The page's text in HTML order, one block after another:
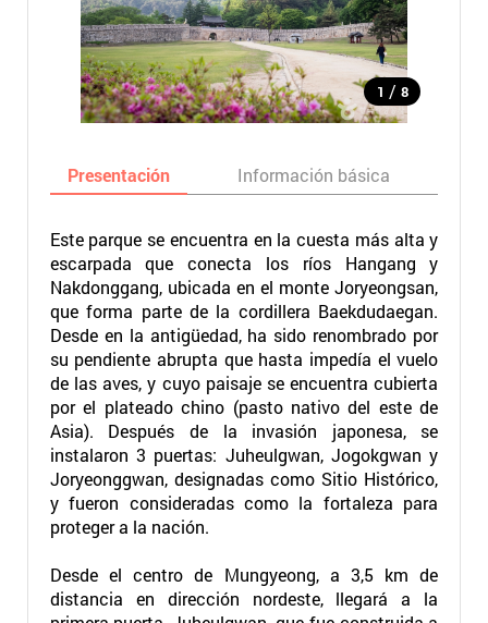
1 / 8
Presentación Información básica
Este parque se encuentra en la cuesta más alta y
escarpada que conecta los ríos Hangang y
Nakdonggang, ubicada en el monte Joryeongsan,
que forma parte de la cordillera Baekdudaegan.
Desde en la antigüedad, ha sido renombrado por
su pendiente abrupta que hasta impedía el vuelo
de las aves, y cuyo paisaje se encuentra cubierta
por el plateado chino (pasto nativo del este de
Asia). Después de la invasión japonesa, se
instalaron 3 puertas: Juheulgwan, Jogokgwan y
Joryeonggwan, designadas como Sitio Histórico,
y fueron consideradas como la fortaleza para
proteger a la nación.
Desde el centro de Mungyeong, a 3,5 km de
distancia en dirección nordeste, llegará a la